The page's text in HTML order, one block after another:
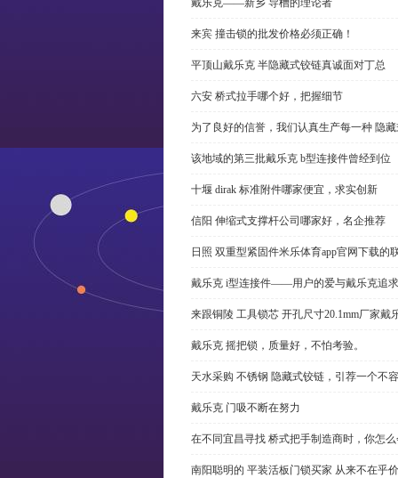
戴乐克——新乡 导槽的理论者
来宾 撞击锁的批发价格必须正确！
平顶山戴乐克 半隐藏式铰链真诚面对丁总
六安 桥式拉手哪个好，把握细节
为了良好的信誉，我们认真生产每一种 隐
该地域的第三批戴乐克 b型连接件曾经到位
十堰 dirak 标准附件哪家便宜，求实创新
信阳 伸缩式支撑杆公司哪家好，名企推荐
日照 双重型紧固件米乐体育app官网下载的
戴乐克 i型连接件——用户的爱与戴乐克追求
来跟铜陵 工具锁芯 开孔尺寸20.1mm厂家
戴乐克 摇把锁，质量好，不怕考验。
天水采购 不锈钢 隐藏式铰链，引荐一个不
戴乐克 门吸不断在努力
在不同宜昌寻找 桥式把手制造商时，你怎
南阳聪明的 平装活板门锁买家 从来不在乎